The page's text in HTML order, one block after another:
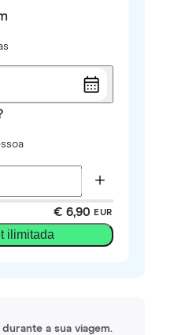
€ 6,90 EUR
ilimitada
a sua viagem.